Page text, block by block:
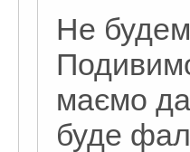
Не
маємо
буде